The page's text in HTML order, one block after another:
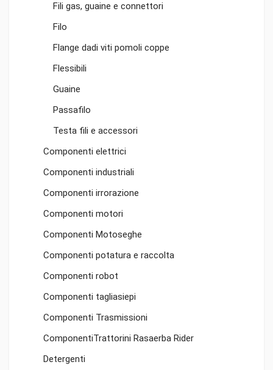
Fili gas, guaine e connettori
Filo
Flange dadi viti pomoli coppe
Flessibili
Guaine
Passafilo
Testa fili e accessori
Componenti elettrici
Componenti industriali
Componenti irrorazione
Componenti motori
Componenti Motoseghe
Componenti potatura e raccolta
Componenti robot
Componenti tagliasiepi
Componenti Trasmissioni
ComponentiTrattorini Rasaerba Rider
Detergenti